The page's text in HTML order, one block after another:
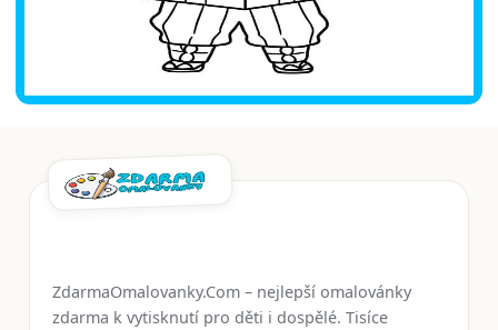
ZdarmaOmalovanky.Com – nejlepší omalovánky
zdarma k vytisknutí pro děti i dospělé. Tisíce